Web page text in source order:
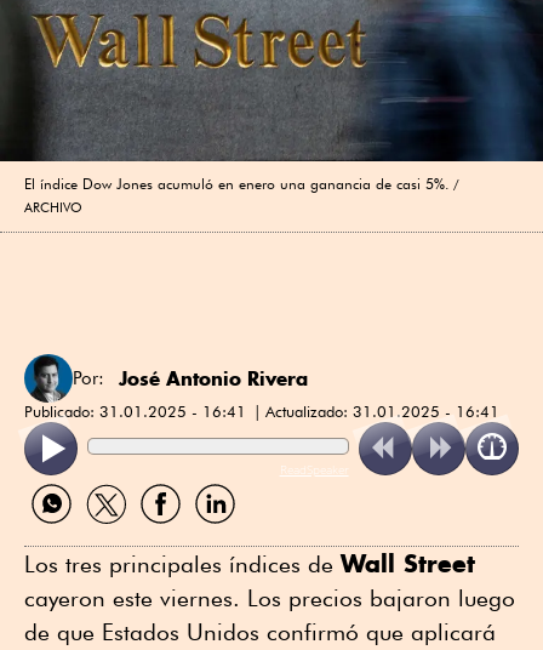
El índice Dow Jones acumuló en enero una ganancia de casi 5%.
ARCHIVO
Por: José Antonio Rivera
Publicado: 31.01.2025 - 16:41 Actualizado: 31.01.2025 - 16:41
ReadSpeaker
Compartir
por
Compartir
por
Compartir
por
Compartir
por
Los tres principales índices deWall Street
cayeron este viernes. Los precios bajaron luego
de que Estados Unidos confirmó que aplicará